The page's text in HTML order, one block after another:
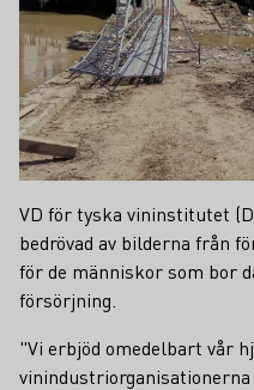
VD för tyska vininstitutet
bedrövad av bilderna från
för de människor som bor
försörjning.
"Vi erbjöd omedelbart vår